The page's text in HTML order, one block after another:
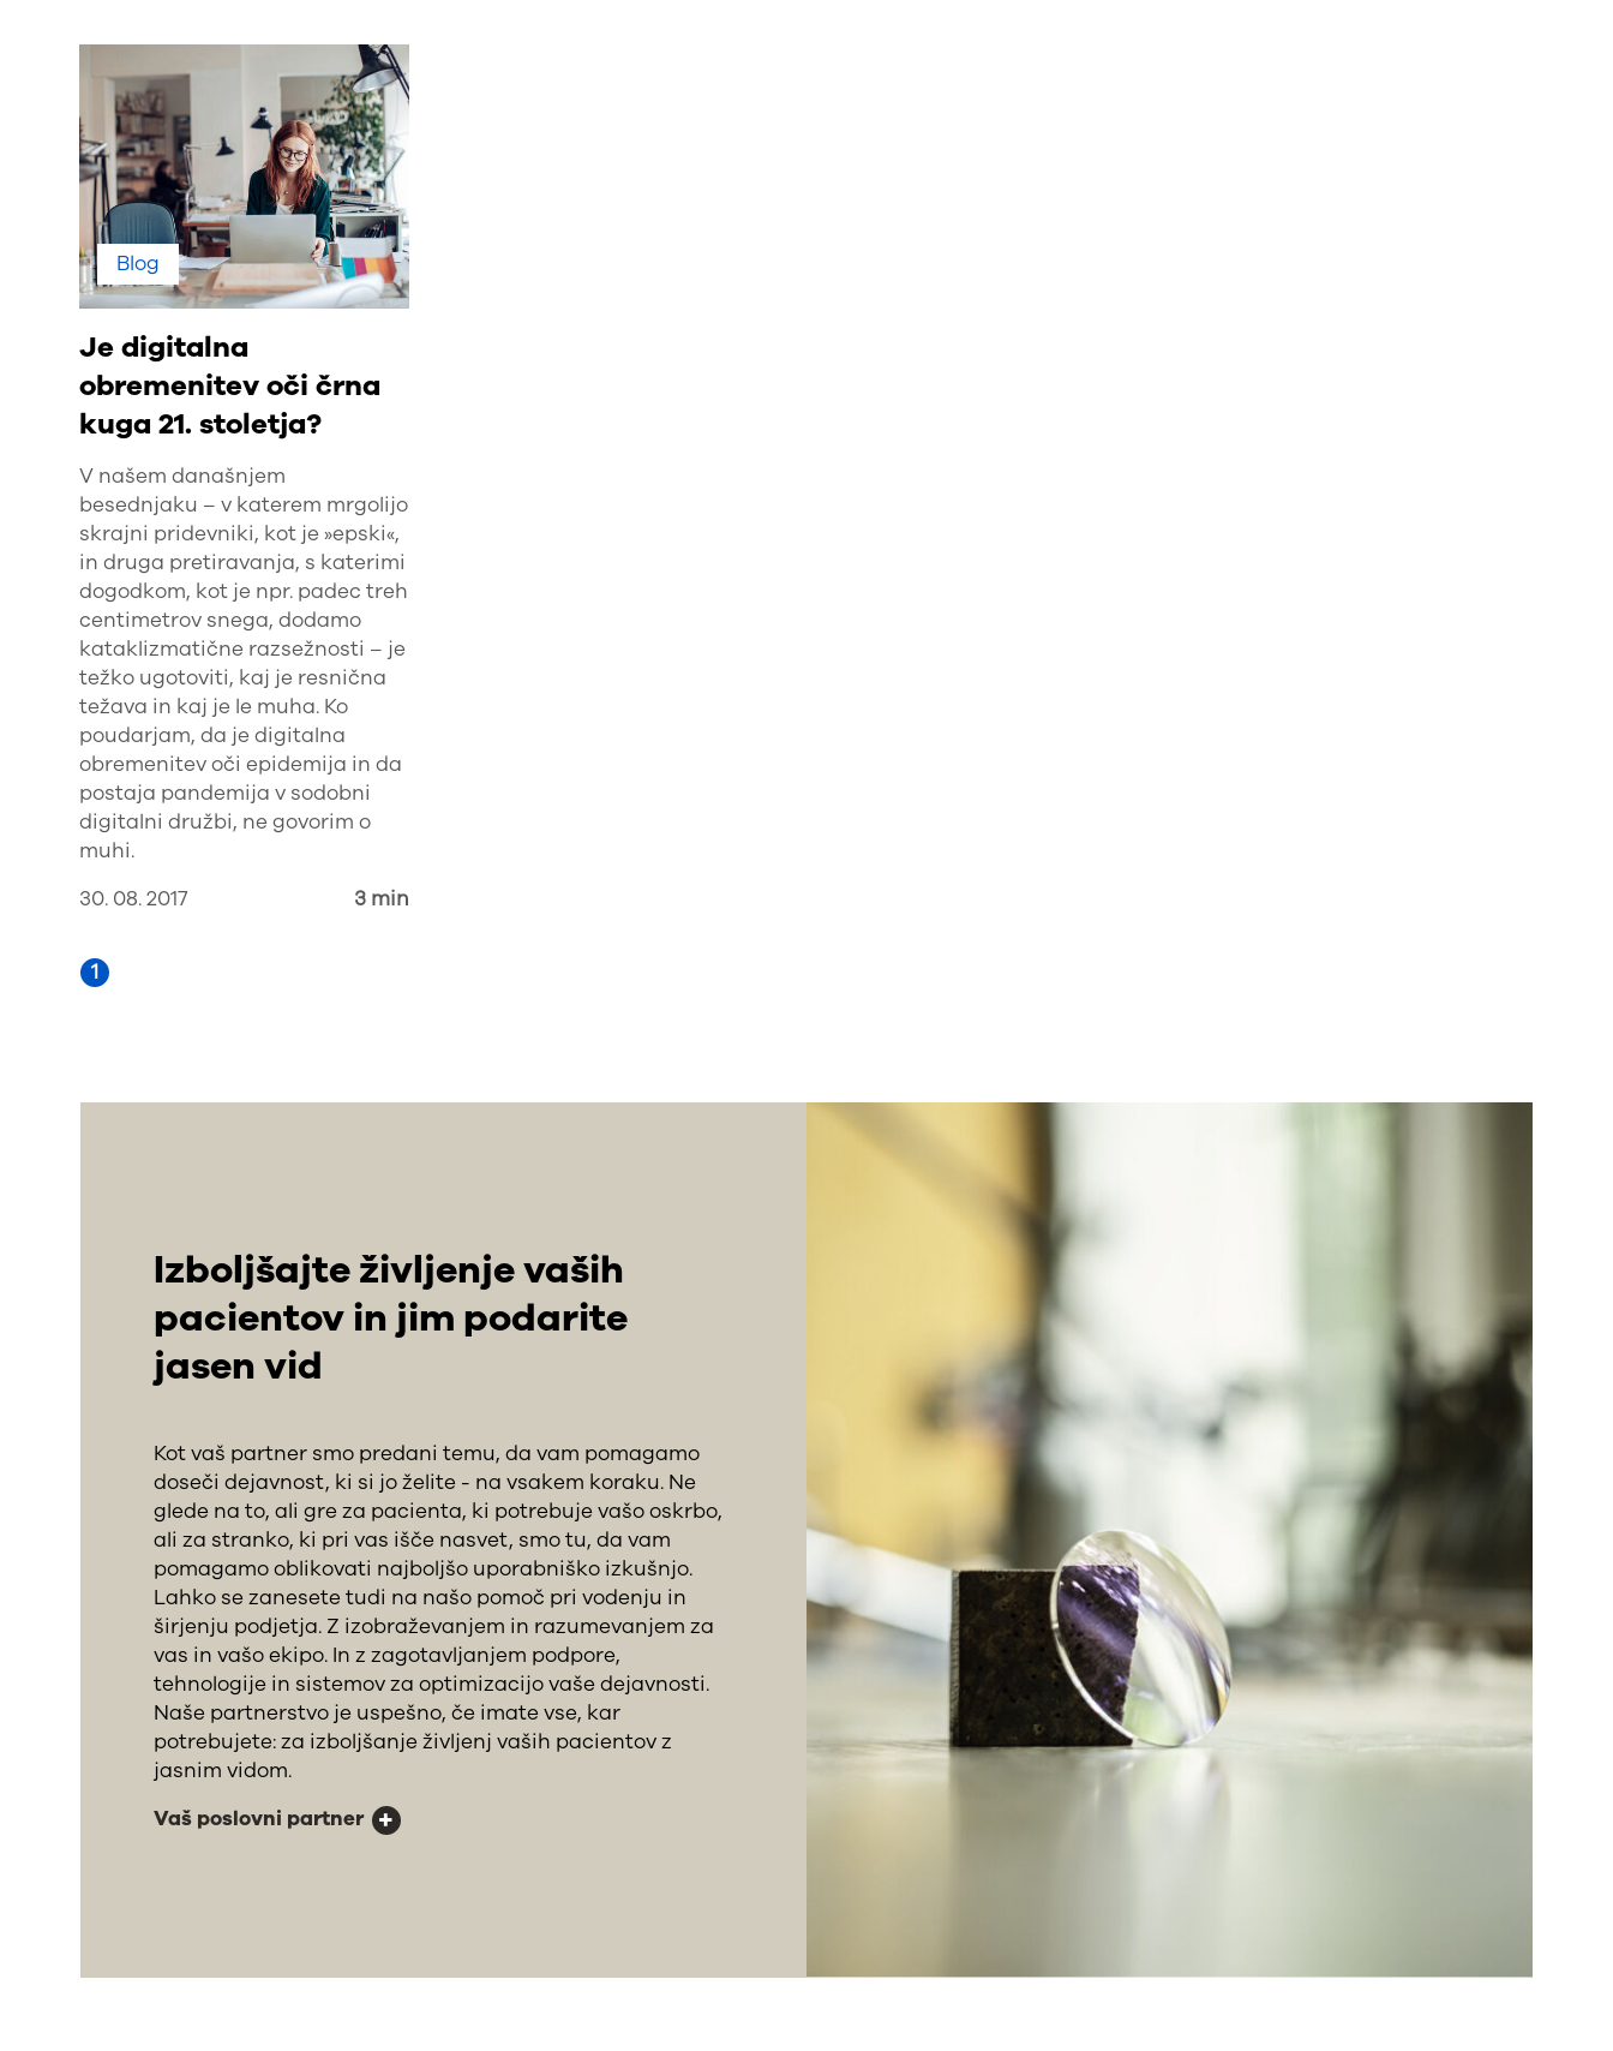
Blog
Je digitalna
obremenitev oči črna
kuga 21. stoletja?
V našem današnjem
besednjaku – v katerem mrgolijo
skrajni pridevniki, kot je »epski«,
in druga pretiravanja, s katerimi
dogodkom, kot je npr. padec treh
centimetrov snega, dodamo
kataklizmatične razsežnosti – je
težko ugotoviti, kaj je resnična
težava in kaj je le muha. Ko
poudarjam, da je digitalna
obremenitev oči epidemija in da
postaja pandemija v sodobni
digitalni družbi, ne govorim o
muhi.
30. 08. 2017
3 min
1
Izboljšajte življenje vaših
pacientov in jim podarite
jasen vid
Kot vaš partner smo predani temu, da vam pomagamo
doseči dejavnost, ki si jo želite - na vsakem koraku. Ne
glede na to, ali gre za pacienta, ki potrebuje vašo oskrbo,
ali za stranko, ki pri vas išče nasvet, smo tu, da vam
pomagamo oblikovati najboljšo uporabniško izkušnjo.
Lahko se zanesete tudi na našo pomoč pri vodenju in
širjenju podjetja. Z izobraževanjem in razumevanjem za
vas in vašo ekipo. In z zagotavljanjem podpore,
tehnologije in sistemov za optimizacijo vaše dejavnosti.
Naše partnerstvo je uspešno, če imate vse, kar
potrebujete: za izboljšanje življenj vaših pacientov z
jasnim vidom.
Vaš poslovni partner